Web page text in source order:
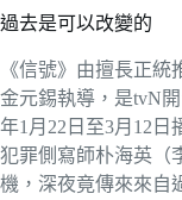
過去是可以改變的
《信號》由擅長正
金元錫執導，是tvN
年1月22日至3月12日
犯罪側寫師朴海英（
機，深夜竟傳來來自